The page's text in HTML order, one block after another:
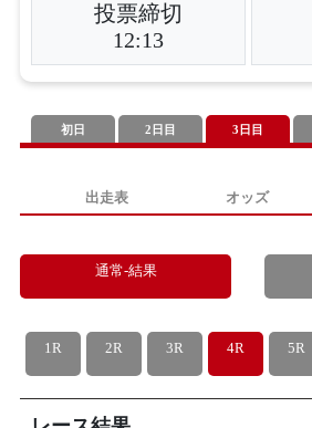
投票締切
12:13
初日 2日目 3日目
出走表 オッズ
通常-結果
1R 2R 3R 4R 5R